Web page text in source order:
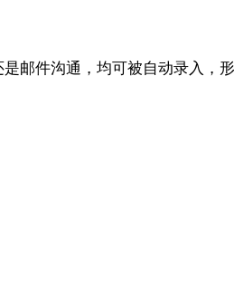
邮件沟通，均可被自动录入，